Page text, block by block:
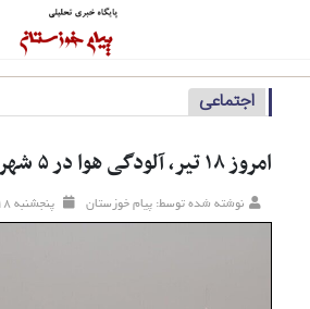
اجتماعی
امروز ۱۸ تیر، آلودگی هوا در ۵ شهر خوزستان
نوشته شده توسط: پیام خوزستان پنجشنبه ۱۸ تير ۱۴۰۵